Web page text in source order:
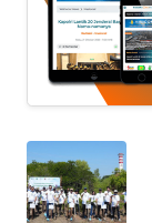
KHAS
SERBA-
SERBI
LABUAN
BAJO